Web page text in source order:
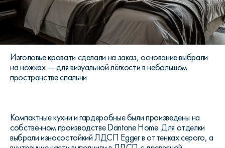
Изголовье кровати сделали на заказ, основание выбрали
на ножках — для визуальной лёгкости в небольшом
пространстве спальни
Компактные кухни и гардеробные были произведены на
собственном производстве Dantone Home. Для отделки
выбрали износостойкий ЛДСП Egger в оттенках серого, а